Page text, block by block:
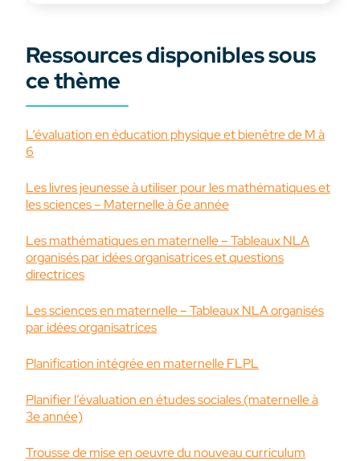
Ressources disponibles sous
ce thème
L’évaluation en éducation physique et bienêtre de M à
6
Les livres jeunesse à utiliser pour les mathématiques et
les sciences – Maternelle à 6e année
Les mathématiques en maternelle – Tableaux NLA
organisés par idées organisatrices et questions
directrices
Les sciences en maternelle – Tableaux NLA organisés
par idées organisatrices
Planification intégrée en maternelle FLPL
Planifier l’évaluation en études sociales (maternelle à
3e année)
Trousse de mise en oeuvre du nouveau curriculum